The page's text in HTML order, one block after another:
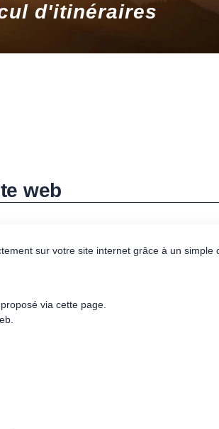
d'itinéraires
web
sur votre site internet grâce à un simple
via cette page.